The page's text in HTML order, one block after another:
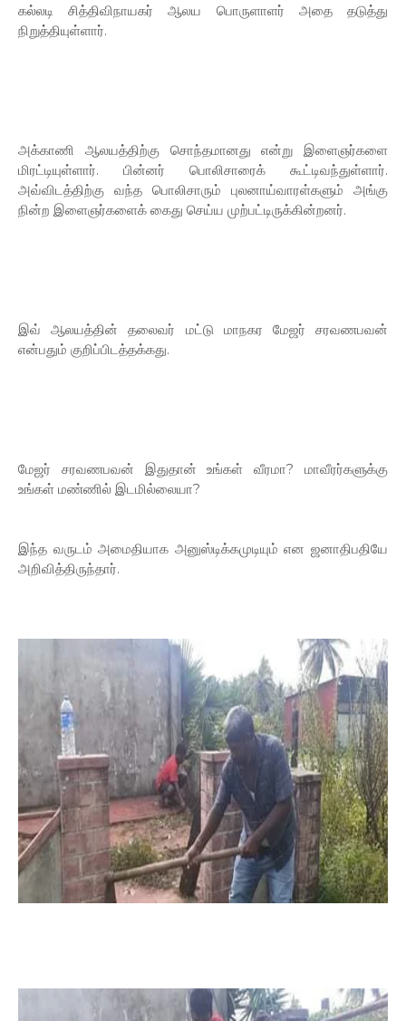
கல்லடி சித்திவிநாயகர் ஆலய பொருளாளர் அதை தடுத்து
நிறுத்தியுள்ளார்.
அக்காணி ஆலயத்திற்கு சொந்தமானது என்று இளைஞர்களை
மிரட்டியுள்ளார். பின்னர் பொலிசாரைக் கூட்டிவந்துள்ளார்.
அவ்விடத்திற்கு வந்த பொலிசாரும் புலனாய்வாரள்களும் அங்கு
நின்ற இளைஞர்களைக் கைது செய்ய முற்பட்டிருக்கின்றனர்.
இவ் ஆலயத்தின் தலைவர் மட்டு மாநகர மேஜர் சரவணபவன்
என்பதும் குறிப்பிடத்தக்கது.
மேஜர் சரவணபவன் இதுதான் உங்கள் வீரமா? மாவீரர்களுக்கு
உங்கள் மண்ணில் இடமில்லையா?
இந்த வருடம் அமைதியாக அனுஸ்டிக்கமுடியும் என ஜனாதிபதியே
அறிவித்திருந்தார்.